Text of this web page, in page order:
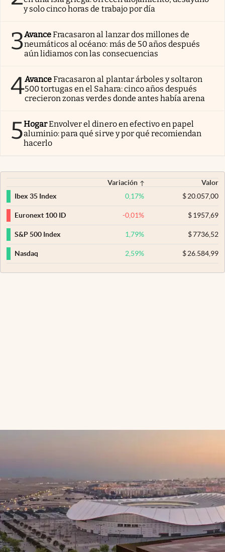
y solo cinco horas de trabajo por día
3AvanceFracasaron al lanzar dos millones de
neumáticos al océano: más de 50 años después
aún lidiamos con las consecuencias
4AvanceFracasaron al plantar árboles y soltaron
500 tortugas en el Sahara: cinco años después
crecieron zonas verdes donde antes había arena
5HogarEnvolver el dinero en efectivo en papel
aluminio: para qué sirve y por qué recomiendan
hacerlo
Variación
Valor
Ibex 35 Index
0,17% $20.057,00
Euronext 100 ID -0,01% $1957,69
S&P 500 Index 1,79% $7736,52
Nasdaq 2,59% $26.584,99